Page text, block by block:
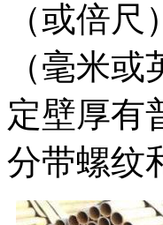
（或倍
（毫米
定壁厚有
分带螺纹